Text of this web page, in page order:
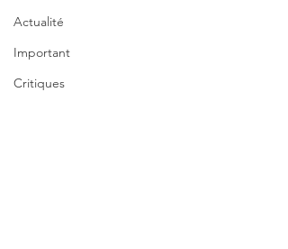
Actualité
Important
Critiques